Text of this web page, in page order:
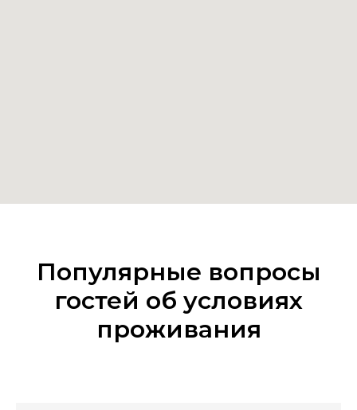
Популярные вопросы
гостей об условиях
проживания